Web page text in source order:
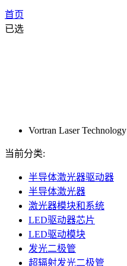
首页
已选
Vortran Laser Technology
当前分类:
半导体激光器驱动器
半导体激光器
激光器模块和系统
LED驱动器芯片
LED驱动模块
发光二极管
超辐射发光二极管